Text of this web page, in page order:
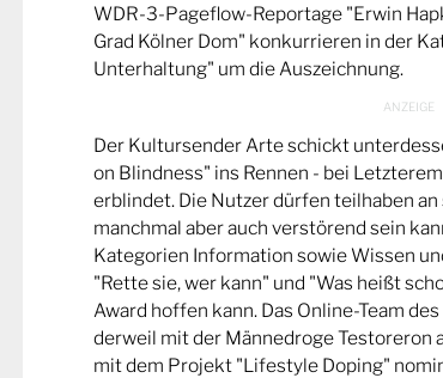
WDR-3-Pageflow-Reportage "Erwin
Grad Kölner Dom" konkurrieren in der
Unterhaltung" um die Auszeichnung.
Der Kultursender Arte schickt
on Blindness" ins Rennen - bei
erblindet. Die Nutzer dürfen teilhaben
manchmal aber auch verstörend sein
Kategorien Information sowie Wissen
"Rette sie, wer kann" und "Was heißt
Award hoffen kann. Das Online-Team
derweil mit der Männedroge Testoreron
mit dem Projekt "Lifestyle Doping"